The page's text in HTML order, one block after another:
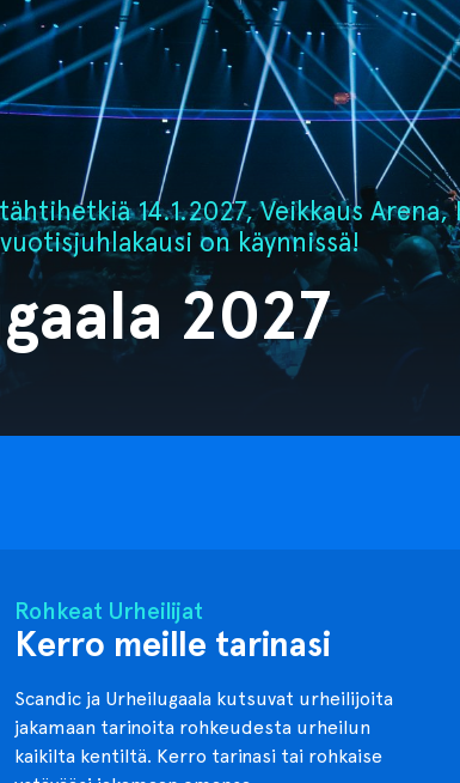
14.1.2027, Veikkaus Arena,
on käynnissä!
2027
Rohkeat Urheilijat
Kerro meille tarinasi
Scandic ja Urheilugaala kutsuvat urheilijoita
jakamaan tarinoita rohkeudesta urheilun
kaikilta kentiltä. Kerro tarinasi tai rohkaise